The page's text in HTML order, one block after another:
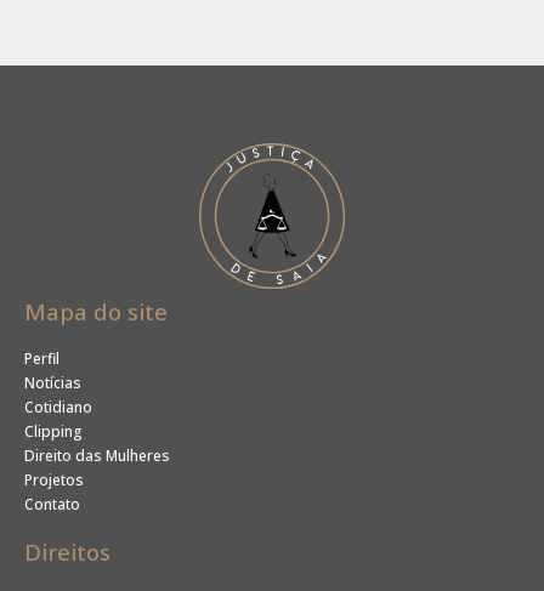
Mapa do site
Perfil
Notícias
Cotidiano
Clipping
Direito das Mulheres
Projetos
Contato
Direitos